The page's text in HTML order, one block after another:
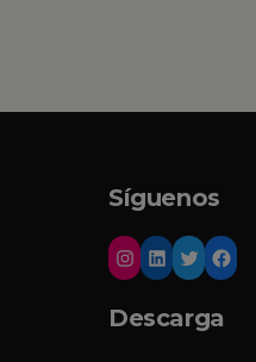
Síguenos
Descarga